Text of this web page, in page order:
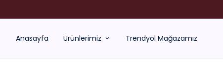
Anasayfa Ürünlerimiz Trendyol Mağazamız